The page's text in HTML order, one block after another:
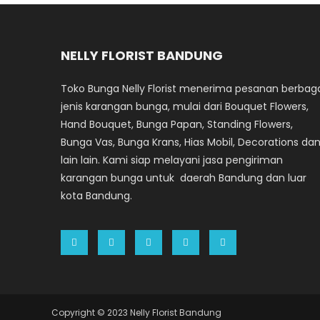
NELLY FLORIST BANDUNG
Toko Bunga Nelly Florist menerima pesanan
jenis karangan bunga, mulai dari Bouquet Flowers,
Hand Bouquet, Bunga Papan, Standing Flowers,
Bunga Vas, Bunga Krans, Hias Mobil, Decorations dan
lain lain. Kami siap melayani jasa pengiriman
karangan bunga untuk daerah Bandung dan luar
kota Bandung.
Copyright © 2023 Nelly Florist Bandung